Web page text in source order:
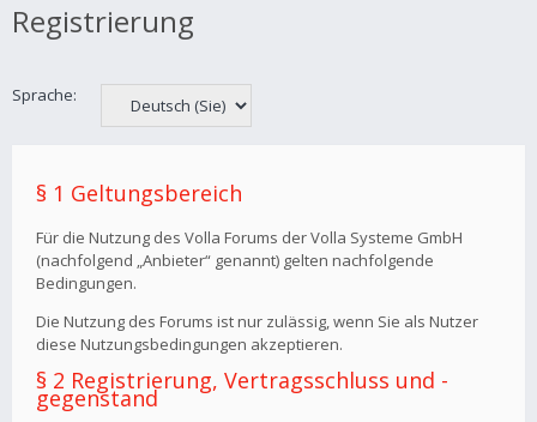
Registrierung
Sprache:
§ 1 Geltungsbereich
Für die Nutzung des Volla Forums der Volla Systeme GmbH
(nachfolgend „Anbieter“ genannt) gelten nachfolgende
Bedingungen.
Die Nutzung des Forums ist nur zulässig, wenn Sie als Nutzer
diese Nutzungsbedingungen akzeptieren.
§ 2 Registrierung, Vertragsschluss und -
gegenstand